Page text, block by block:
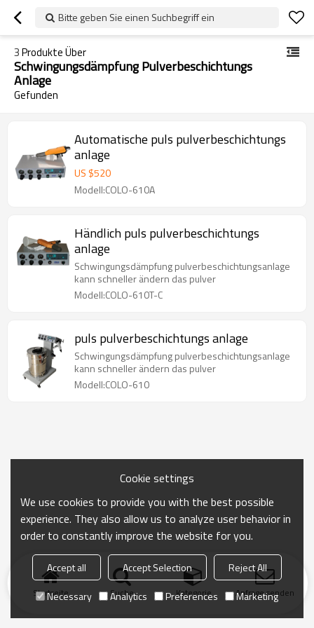
Bitte geben Sie einen Suchbegriff ein
3Produkte Über
Schwingungsdämpfung Pulverbeschichtungs
Anlage
Gefunden
Automatische puls pulverbeschichtungs
anlage
US $520
Modell:COLO-610A
Händlich puls pulverbeschichtungs
anlage
Schwingungsdämpfung pulverbeschichtungsanlage
kann schneller ändern das pulver
Modell:COLO-610T-C
puls pulverbeschichtungs anlage
Schwingungsdämpfung pulverbeschichtungsanlage
kann schneller ändern das pulver
Modell:COLO-610
Startseite Suche Kategorie Anfrage senden
Cookie settings
We use cookies to provide you with the best possible
experience. They also allow us to analyze user behavior in
order to constantly improve the website for you.
Accept all Accept Selection
Reject All
Necessary
Analytics Preferences Marketing